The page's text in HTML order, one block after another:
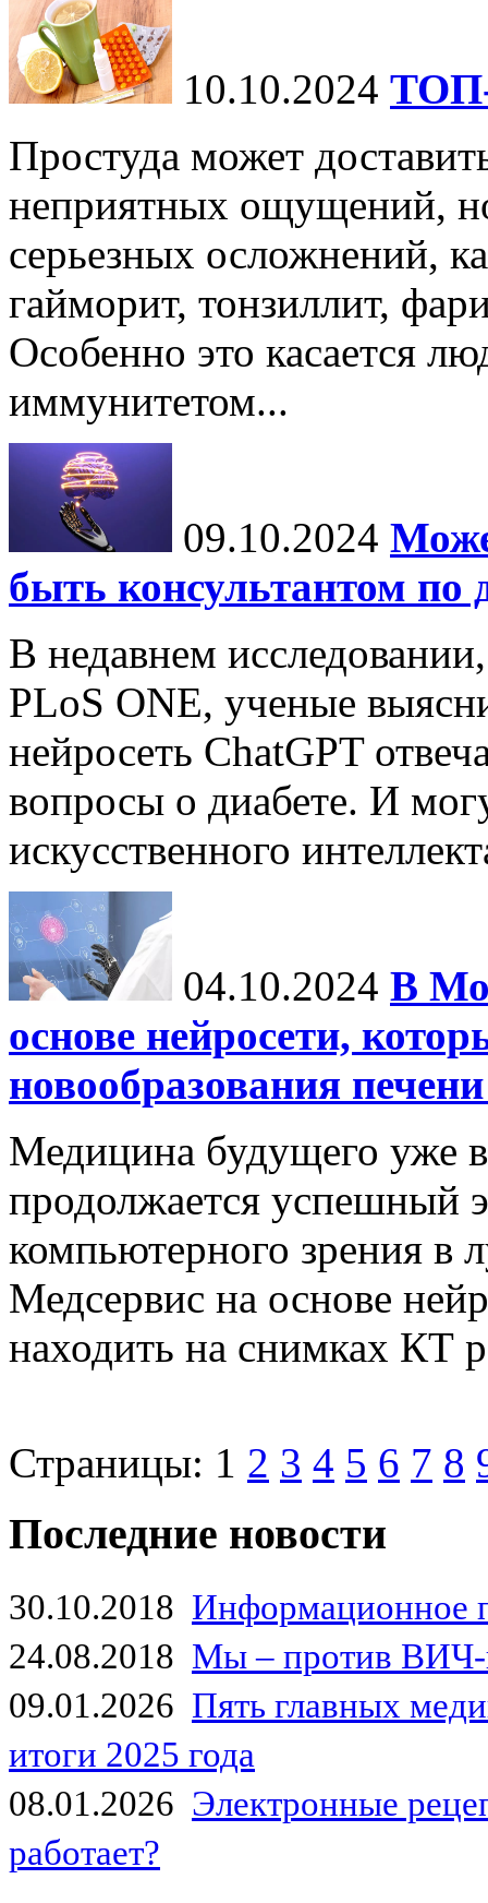
10.10.2024 ТОП-
Простуда может
неприятных ощущений,
серьезных осложнений,
гайморит, тонзиллит,
Особенно это касается
иммунитетом...
09.10.2024
быть консультантом по
В недавнем
PLoS ONE, ученые
нейросеть ChatGPT
вопросы о диабете. И
искусственного
04.10.2024 В
основе нейросети,
новообразования
Медицина будущего уже
продолжается успешный
компьютерного зрения в
Медсервис на основе
находить на снимках КТ
Страницы: 1 2 3 4 5 6 7 8
Последние новости
30.10.2018 Информационное
24.08.2018 Мы – против
09.01.2026 Пять главных
итоги 2025 года
08.01.2026 Электронные
работает?